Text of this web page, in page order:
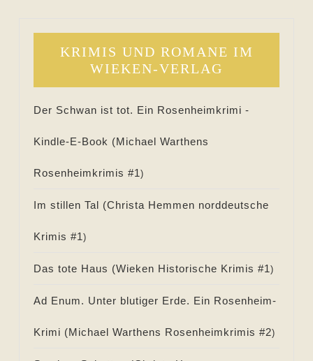
KRIMIS UND ROMANE IM
WIEKEN-VERLAG
Der Schwan ist tot. Ein Rosenheimkrimi -
Kindle-E-Book (Michael Warthens
Rosenheimkrimis #1)
Im stillen Tal (Christa Hemmen norddeutsche
Krimis #1)
Das tote Haus (Wieken Historische Krimis #1)
Ad Enum. Unter blutiger Erde. Ein Rosenheim-
Krimi (Michael Warthens Rosenheimkrimis #2)